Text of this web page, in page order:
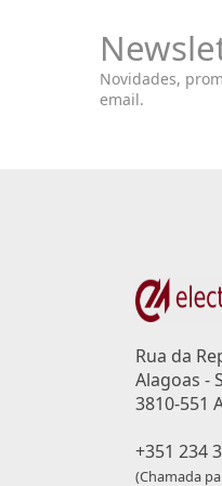
Novidades,
email.
Rua da
Alagoas -
3810-551
+351 234
(Chamada